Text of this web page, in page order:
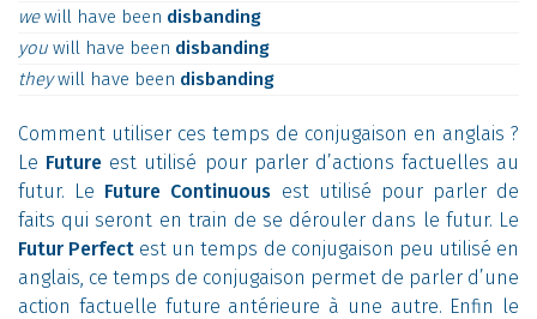
wewill have been disbanding
you will have been disbanding
theywill have been disbanding
Comment utiliser ces temps de conjugaison en anglais ?
Le Future est utilisé pour parler d’actions factuelles au
futur. Le Future Continuous est utilisé pour parler de
faits qui seront en train de se dérouler dans le futur. Le
Futur Perfect est un temps de conjugaison peu utilisé en
anglais, ce temps de conjugaison permet de parler d’une
action factuelle future antérieure à une autre. Enfin le